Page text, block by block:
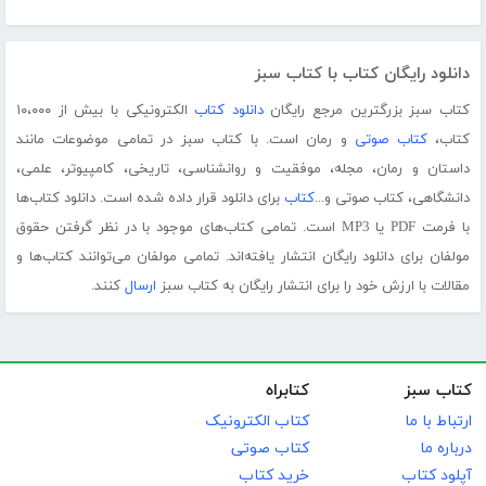
دانلود رایگان کتاب با کتاب سبز
کتاب سبز بزرگترین مرجع رایگاندانلود کتاب
الکترونیکی با بیش از ۱۰،۰۰۰
کتاب،کتاب صوتی و رمان است. با کتاب سبز در تمامی موضوعات مانند
داستان و رمان، مجله، موفقیت و روانشناسی، تاریخی، کامپیوتر، علمی،
دانشگاهی، کتاب صوتی و...کتاب برای دانلود قرار داده شده است. دانلود کتاب‌ها
با فرمت PDF یا MP3 است. تمامی کتاب‌های موجود با در نظر گرفتن حقوق
مولفان برای دانلود رایگان انتشار یافته‌اند. تمامی مولفان می‌توانند کتاب‌ها و
مقالات با ارزش خود را برای انتشار رایگان به کتاب سبز ارسال کنند.
کتاب سبز
ارتباط با ما
درباره ما
آپلود کتاب
کتابراه
کتاب الکترونیک
کتاب صوتی
خرید کتاب